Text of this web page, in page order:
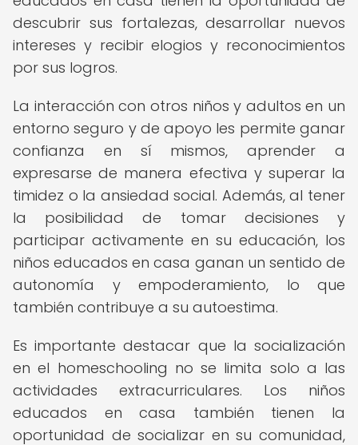
descubrir sus fortalezas, desarrollar nuevos
intereses y recibir elogios y reconocimientos
por sus logros.
La interacción con otros niños y adultos en un
entorno seguro y de apoyo les permite ganar
confianza en sí mismos, aprender a
expresarse de manera efectiva y superar la
timidez o la ansiedad social. Además, al tener
la posibilidad de tomar decisiones y
participar activamente en su educación, los
niños educados en casa ganan un sentido de
autonomía y empoderamiento, lo que
también contribuye a su autoestima.
Es importante destacar que la socialización
en el homeschooling no se limita solo a las
actividades extracurriculares. Los niños
educados en casa también tienen la
oportunidad de socializar en su comunidad,